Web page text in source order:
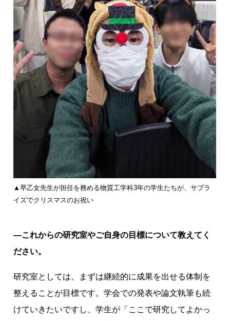
▲早乙女先生が担任を務める物質工学科3年の学生たちが、サプラ
イズでクリスマスのお祝い
―これからの研究室やご自身の目標について教えてく
ださい。
研究室としては、まずは継続的に成果を出せる体制を
整えることが目標です。学会での発表や論文執筆も続
けていきたいですし、学生が「ここで研究してよかっ